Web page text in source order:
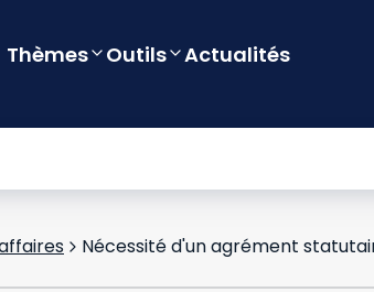
Thèmes Outils Actualités